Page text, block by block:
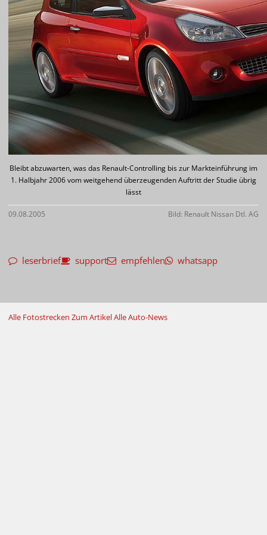
Bleibt abzuwarten, was das Renault-Controlling bis zur Markteinführung im
1. Halbjahr 2006 vom weitgehend überzeugenden Auftritt der Studie übrig
lässt
09.08.2005 Bild: Renault Nissan Dtl. AG
leserbrief support empfehlen whatsapp
Alle Fotostrecken Zum ArtikelAlle Auto-News